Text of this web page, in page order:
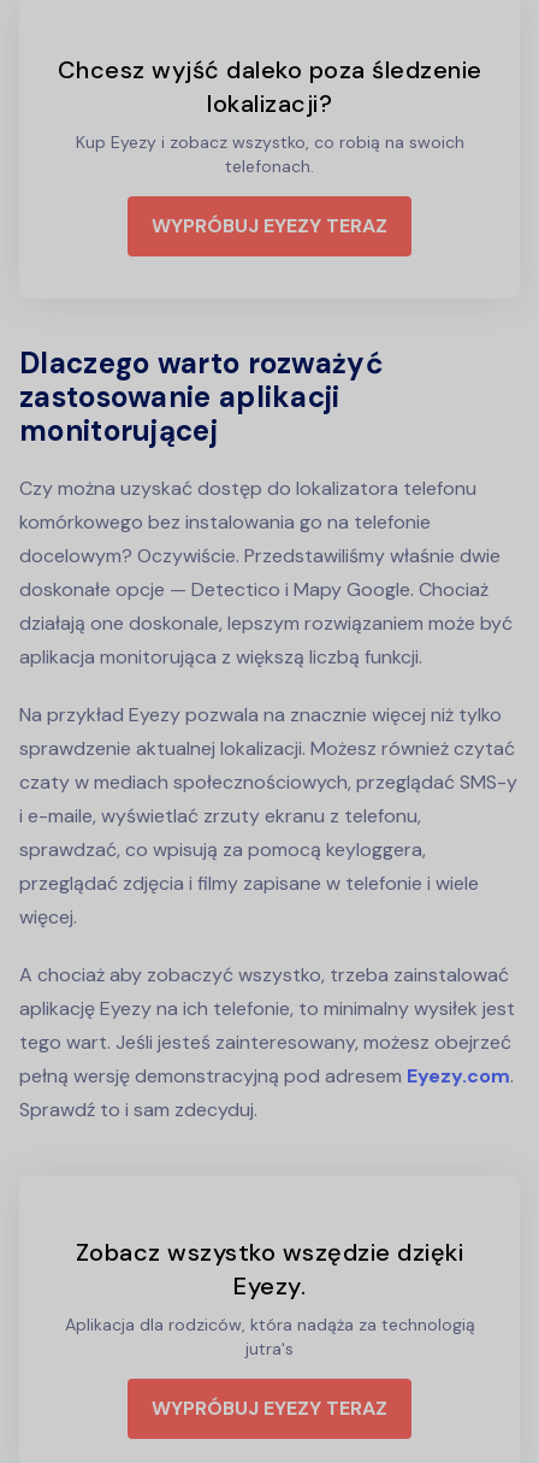
Chcesz wyjść daleko poza śledzenie
lokalizacji?
Kup Eyezy i zobacz wszystko, co robią na swoich
telefonach.
WYPRÓBUJ EYEZY TERAZ
Dlaczego warto rozważyć
zastosowanie aplikacji
monitorującej
Czy można uzyskać dostęp do lokalizatora telefonu
komórkowego bez instalowania go na telefonie
docelowym? Oczywiście. Przedstawiliśmy właśnie dwie
doskonałe opcje — Detectico i Mapy Google. Chociaż
działają one doskonale, lepszym rozwiązaniem może być
aplikacja monitorująca z większą liczbą funkcji.
Na przykład Eyezy pozwala na znacznie więcej niż tylko
sprawdzenie aktualnej lokalizacji. Możesz również czytać
czaty w mediach społecznościowych, przeglądać SMS-y
i e-maile, wyświetlać zrzuty ekranu z telefonu,
sprawdzać, co wpisują za pomocą keyloggera,
przeglądać zdjęcia i filmy zapisane w telefonie i wiele
więcej.
A chociaż aby zobaczyć wszystko, trzeba zainstalować
aplikację Eyezy na ich telefonie, to minimalny wysiłek jest
tego wart. Jeśli jesteś zainteresowany, możesz obejrzeć
pełną wersję demonstracyjną pod adresem Eyezy.com.
Sprawdź to i sam zdecyduj.
Zobacz wszystko wszędzie dzięki
Eyezy.
Aplikacja dla rodziców, która nadąża za technologią
jutra's
WYPRÓBUJ EYEZY TERAZ